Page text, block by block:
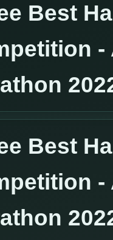
Best
-
Best
-